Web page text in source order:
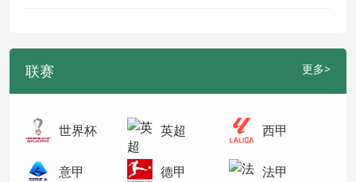
联赛 更多>
世界杯 英超 西甲
意甲 德甲 法甲